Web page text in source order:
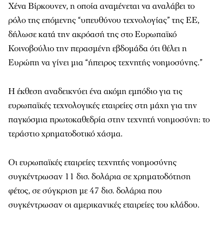
Χένα Βίρκουνεν, η οποία αναμένεται να αναλάβει το
ρόλο της επόμενης “υπευθύνου τεχνολογίας” της ΕΕ,
δήλωσε κατά την ακρόασή της στο Ευρωπαϊκό
Κοινοβούλιο την περασμένη εβδομάδα ότι θέλει η
Ευρώπη να γίνει μια “ήπειρος τεχνητής νοημοσύνης.”
Η έκθεση αναδεικνύει ένα ακόμη εμπόδιο για τις
ευρωπαϊκές τεχνολογικές εταιρείες στη μάχη για την
παγκόσμια πρωτοκαθεδρία στην τεχνητή νοημοσύνη: το
τεράστιο χρηματοδοτικό χάσμα.
Οι ευρωπαϊκές εταιρείες τεχνητής νοημοσύνης
συγκέντρωσαν 11 δισ. δολάρια σε χρηματοδότηση
φέτος, σε σύγκριση με 47 δισ. δολάρια που
συγκέντρωσαν οι αμερικανικές εταιρείες του κλάδου.